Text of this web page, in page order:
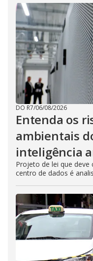
DO R7/06/08/2026
Entenda os
ambientais
inteligência
Projeto de lei que
centro de dados é